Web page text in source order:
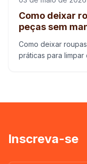
Como deixar
peças sem
Como deixar
práticas para
Inscreva-se